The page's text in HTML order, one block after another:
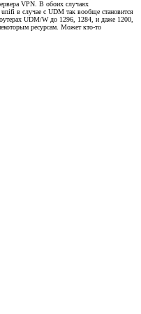
VPN. В обоих случаях
в случае с UDM так вообще становится
UDM/W до 1296, 1284, и даже 1200,
ресурсам. Может кто-то